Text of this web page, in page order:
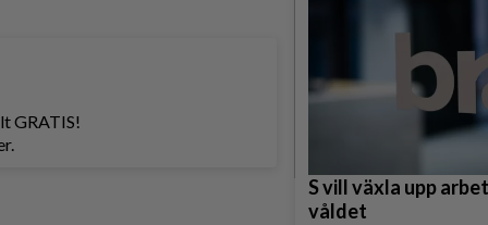
GRATIS!
S vill växla upp
våldet